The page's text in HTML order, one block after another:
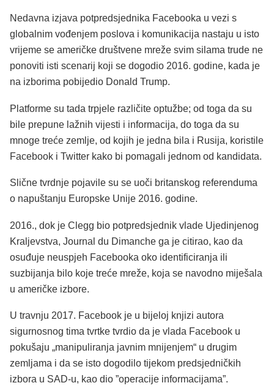
Nedavna izjava potpredsjednika Facebooka u vezi s
globalnim vođenjem poslova i komunikacija nastaju u isto
vrijeme se američke društvene mreže svim silama trude ne
ponoviti isti scenarij koji se dogodio 2016. godine, kada je
na izborima pobijedio Donald Trump.
Platforme su tada trpjele različite optužbe; od toga da su
bile prepune lažnih vijesti i informacija, do toga da su
mnoge treće zemlje, od kojih je jedna bila i Rusija, koristile
Facebook i Twitter kako bi pomagali jednom od kandidata.
Slične tvrdnje pojavile su se uoči britanskog referenduma
o napuštanju Europske Unije 2016. godine.
2016., dok je Clegg bio potpredsjednik vlade Ujedinjenog
Kraljevstva, Journal du Dimanche ga je citirao, kao da
osuđuje neuspjeh Facebooka oko identificiranja ili
suzbijanja bilo koje treće mreže, koja se navodno miješala
u američke izbore.
U travnju 2017. Facebook je u bijeloj knjizi autora
sigurnosnog tima tvrtke tvrdio da je vlada Facebook u
pokušaju „manipuliranja javnim mnijenjem“ u drugim
zemljama i da se isto dogodilo tijekom predsjedničkih
izbora u SAD-u, kao dio ”operacije informacijama”.